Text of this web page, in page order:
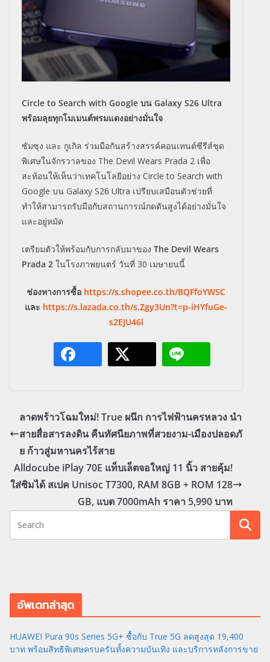
Circle to Search with Google บน Galaxy S26 Ultra
พร้อมลุยทุกโมเมนต์พรมแดงอย่างมั่นใจ
ซัมซุง และ กูเกิล ร่วมมือกันสร้างสรรค์คอนเทนต์ซีรีส์ชุด
พิเศษในจักรวาลของ The Devil Wears Prada 2 เพื่อ
สะท้อนให้เห็นว่าเทคโนโลยีอย่าง Circle to Search with
Google บน Galaxy S26 Ultra เปรียบเสมือนตัวช่วยที่
ทำให้สามารถรับมือกับสถานการณ์กดดันสูงได้อย่างมั่นใจ
และอยู่หมัด
เตรียมตัวให้พร้อมกับการกลับมาของ The Devil Wears
Prada 2 ในโรงภาพยนตร์ วันที่ 30 เมษายนนี้
ช่องทางการซื้อ https://s.shopee.co.th/BQFfoYWSC
และ https://s.lazada.co.th/s.Zgy3Un?t=p-iHYfuGe-
s2EJU46l
ลาดพร้าวโฉมใหม่! True ผนึก การไฟฟ้านครหลวง นำ
สายสื่อสารลงดิน คืนทัศนียภาพที่สวยงาม-เมืองปลอดภั
ย ก้าวสู่มหานครไร้สาย
Alldocube iPlay 70E แท็บเล็ตจอใหญ่ 11 นิ้ว สายคุ้ม!
ใส่ซิมได้ สเปค Unisoc T7300, RAM 8GB + ROM 128
GB, แบต 7000mAh ราคา 5,990 บาท
อัพเดทล่าสุด
HUAWEI Pura 90s Series 5G+ ซื้อกับ True 5G ลดสูงสุด 19,400
บาท พร้อมสิทธิพิเศษครบครันทั้งความบันเทิง และบริการหลังการขาย